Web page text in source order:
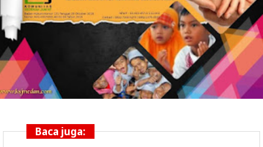
Baca juga: